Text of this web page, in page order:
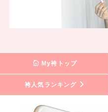
My袴トップ
袴人気ランキング